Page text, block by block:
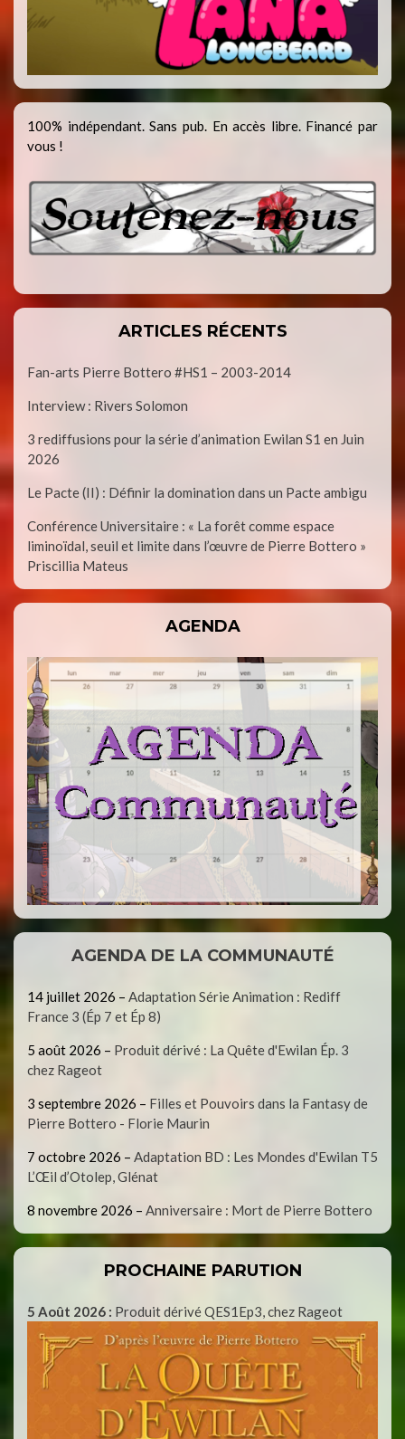
100% indépendant. Sans pub. En accès libre. Financé par
vous !
ARTICLES RÉCENTS
Fan-arts Pierre Bottero #HS1 – 2003-2014
Interview : Rivers Solomon
3 rediffusions pour la série d’animation Ewilan S1 en Juin
2026
Le Pacte (II) : Définir la domination dans un Pacte ambigu
Conférence Universitaire : « La forêt comme espace
liminoïdal, seuil et limite dans l’œuvre de Pierre Bottero »
Priscillia Mateus
AGENDA
AGENDA DE LA COMMUNAUTÉ
14 juillet 2026 – Adaptation Série Animation : Rediff
France 3 (Ép 7 et Ép 8)
5 août 2026 – Produit dérivé : La Quête d'Ewilan Ép. 3
chez Rageot
3 septembre 2026 – Filles et Pouvoirs dans la Fantasy de
Pierre Bottero - Florie Maurin
7 octobre 2026 – Adaptation BD : Les Mondes d'Ewilan T5
L’Œil d’Otolep, Glénat
8 novembre 2026 – Anniversaire : Mort de Pierre Bottero
PROCHAINE PARUTION
5 Août 2026 : Produit dérivé QES1Ep3, chez Rageot